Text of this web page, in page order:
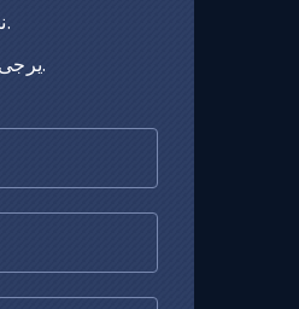
نحن دائمًا هنا للمساعدة.
يرجى ملء النموذج للتواصل.